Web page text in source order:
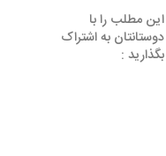
این مطلب را با
دوستانتان به اشتراک
بگذارید :